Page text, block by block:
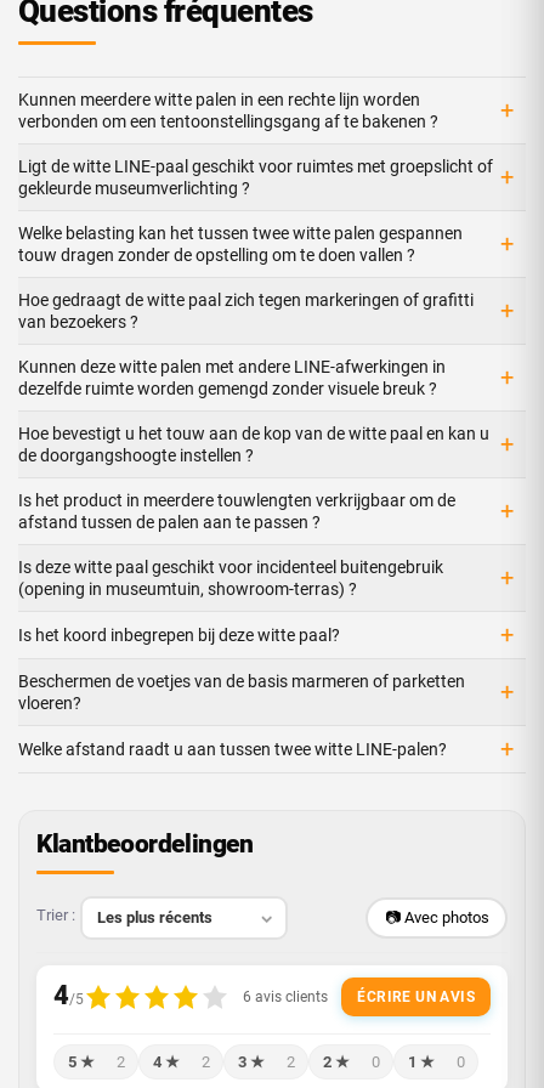
Questions fréquentes
Kunnen meerdere witte palen in een rechte lijn worden
verbonden om een tentoonstellingsgang af te bakenen ?
+
Ligt de witte LINE-paal geschikt voor ruimtes met groepslicht of
gekleurde museumverlichting ?
+
Welke belasting kan het tussen twee witte palen gespannen
touw dragen zonder de opstelling om te doen vallen ?
+
Hoe gedraagt de witte paal zich tegen markeringen of grafitti
van bezoekers ?
+
Kunnen deze witte palen met andere LINE-afwerkingen in
dezelfde ruimte worden gemengd zonder visuele breuk ?
+
Hoe bevestigt u het touw aan de kop van de witte paal en kan u
de doorgangshoogte instellen ?
+
Is het product in meerdere touwlengten verkrijgbaar om de
afstand tussen de palen aan te passen ?
+
Is deze witte paal geschikt voor incidenteel buitengebruik
(opening in museumtuin, showroom-terras) ?
+
Is het koord inbegrepen bij deze witte paal? +
Beschermen de voetjes van de basis marmeren of parketten
vloeren?
+
Welke afstand raadt u aan tussen twee witte LINE-palen? +
Klantbeoordelingen
Trier : 📷 Avec photos
5 ★ 2 4 ★ 2 3 ★ 2 2 ★ 0 1 ★ 0
ÉCRIRE UN AVIS